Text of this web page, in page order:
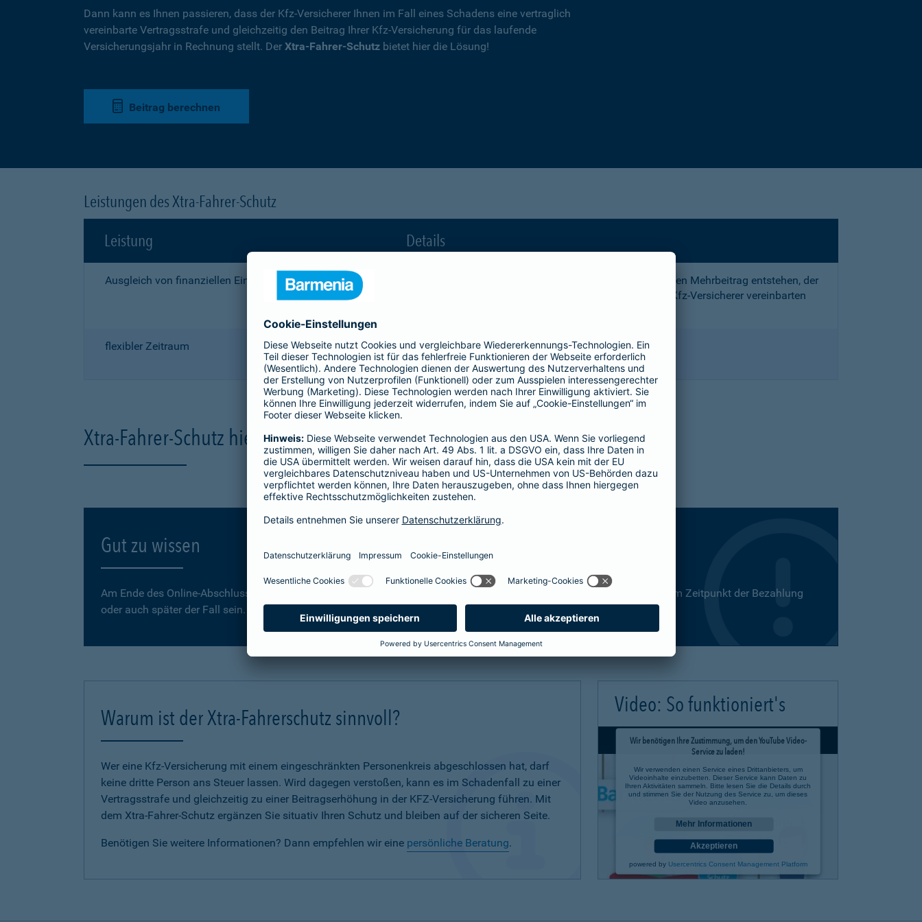
Dann kann es Ihnen passieren, dass der Kfz-Versicherer Ihnen im Fall eines Schadens eine vertraglich
vereinbarte Vertragsstrafe und gleichzeitig den Beitrag Ihrer Kfz-Versicherung für das laufende
Versicherungsjahr in Rechnung stellt. Der Xtra-Fahrer-Schutz bietet hier die Lösung!
Beitrag berechnen
Leistungen des Xtra-Fahrer-Schutz
Leistung
Details
Ausgleich von finanziellen Einbußen
die Ihnen nach einem Unfall durch die Vertragsstrafe und den Mehrbeitrag entstehen, der
Ihnen wegen einer unerlaubten Erweiterung des mit Ihrem Kfz-Versicherer vereinbarten
flexibler Zeitraum
1, 2 oder 3 Tage bzw.
1, 2 oder 3 Wochen
Xtra-Fahrer-Schutz hier online berechnen und direkt abschließen
Gut zu wissen
Am Ende des Online-Abschlusses können Sie selbst bestimmen, ab wann Ihr Xtra-Fahrer-Schutz gültig ist. Dies kann zum Zeitpunkt der Bezahlung
oder auch später der Fall sein.
Warum ist der Xtra-Fahrerschutz sinnvoll?
Wer eine Kfz-Versicherung mit einem eingeschränkten Personenkreis abgeschlossen hat, darf
keine dritte Person ans Steuer lassen. Wird dagegen verstoßen, kann es im Schadenfall zu einer
Vertragsstrafe und gleichzeitig zu einer Beitragserhöhung in der KFZ-Versicherung führen. Mit
dem Xtra-Fahrer-Schutz ergänzen Sie situativ Ihren Schutz und bleiben auf der sicheren Seite.
Benötigen Sie weitere Informationen? Dann empfehlen wir eine persönliche Beratung.
Video: So funktioniert's
Wir benötigen Ihre Zustimmung, um den YouTube Video-
Service zu laden!
Wir verwenden einen Service eines Drittanbieters, um
Videoinhalte einzubetten. Dieser Service kann Daten zu
Ihren Aktivitäten sammeln. Bitte lesen Sie die Details durch
und stimmen Sie der Nutzung des Service zu, um dieses
Video anzusehen.
Mehr Informationen
Akzeptieren
powered by Usercentrics Consent Management Platform